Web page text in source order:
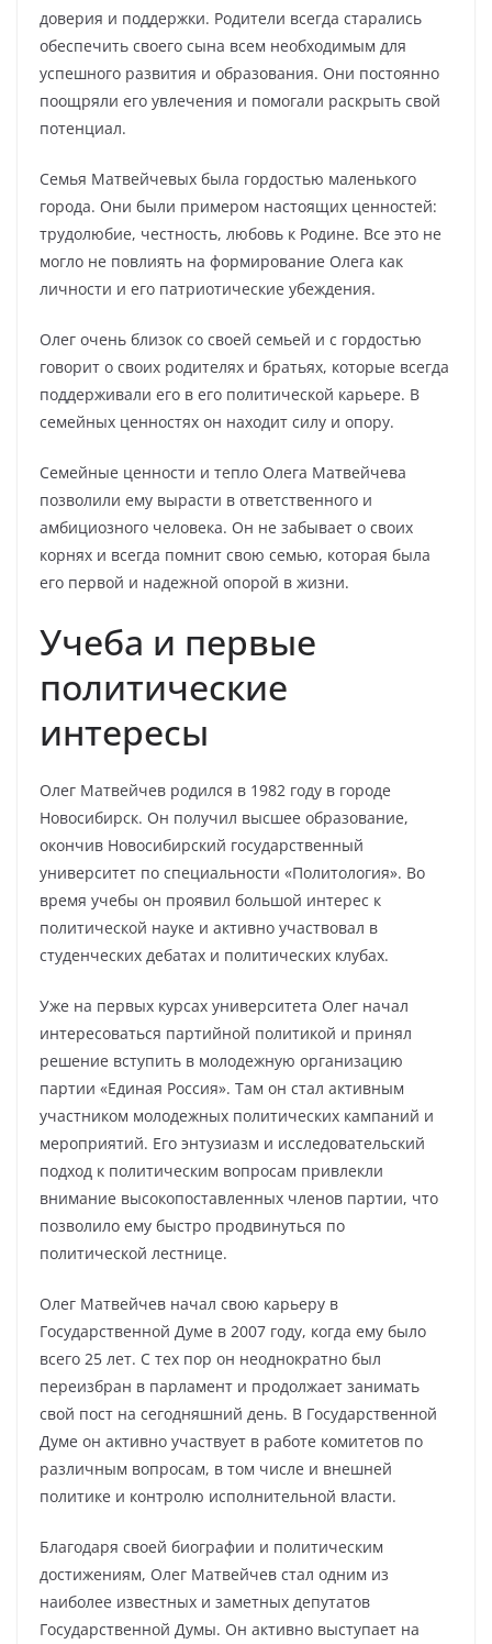
доверия и поддержки. Родители всегда старались
обеспечить своего сына всем необходимым для
успешного развития и образования. Они постоянно
поощряли его увлечения и помогали раскрыть свой
потенциал.
Семья Матвейчевых была гордостью маленького
города. Они были примером настоящих ценностей:
трудолюбие, честность, любовь к Родине. Все это не
могло не повлиять на формирование Олега как
личности и его патриотические убеждения.
Олег очень близок со своей семьей и с гордостью
говорит о своих родителях и братьях, которые всегда
поддерживали его в его политической карьере. В
семейных ценностях он находит силу и опору.
Семейные ценности и тепло Олега Матвейчева
позволили ему вырасти в ответственного и
амбициозного человека. Он не забывает о своих
корнях и всегда помнит свою семью, которая была
его первой и надежной опорой в жизни.
Учеба и первые
политические
интересы
Олег Матвейчев родился в 1982 году в городе
Новосибирск. Он получил высшее образование,
окончив Новосибирский государственный
университет по специальности «Политология». Во
время учебы он проявил большой интерес к
политической науке и активно участвовал в
студенческих дебатах и политических клубах.
Уже на первых курсах университета Олег начал
интересоваться партийной политикой и принял
решение вступить в молодежную организацию
партии «Единая Россия». Там он стал активным
участником молодежных политических кампаний и
мероприятий. Его энтузиазм и исследовательский
подход к политическим вопросам привлекли
внимание высокопоставленных членов партии, что
позволило ему быстро продвинуться по
политической лестнице.
Олег Матвейчев начал свою карьеру в
Государственной Думе в 2007 году, когда ему было
всего 25 лет. С тех пор он неоднократно был
переизбран в парламент и продолжает занимать
свой пост на сегодняшний день. В Государственной
Думе он активно участвует в работе комитетов по
различным вопросам, в том числе и внешней
политике и контролю исполнительной власти.
Благодаря своей биографии и политическим
достижениям, Олег Матвейчев стал одним из
наиболее известных и заметных депутатов
Государственной Думы. Он активно выступает на